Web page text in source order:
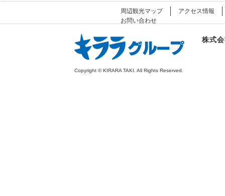
周辺観光マップ
アクセス情報
お問い合わせ
株式
Copyright © KIRARA TAKI. All Rights Reserved.